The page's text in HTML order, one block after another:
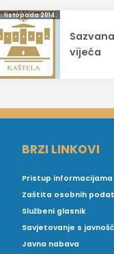
listopada 2014.
vijeća
BRZI LINKOVI
Pristup informacijama
Zaštita osobnih
Službeni glasnik
Savjetovanje s
Javna nabava